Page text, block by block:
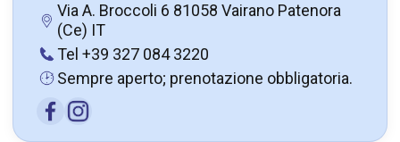
Via A. Broccoli 6 81058 Vairano Patenora
(Ce) IT
Tel +39 327 084 3220
Sempre aperto; prenotazione obbligatoria.